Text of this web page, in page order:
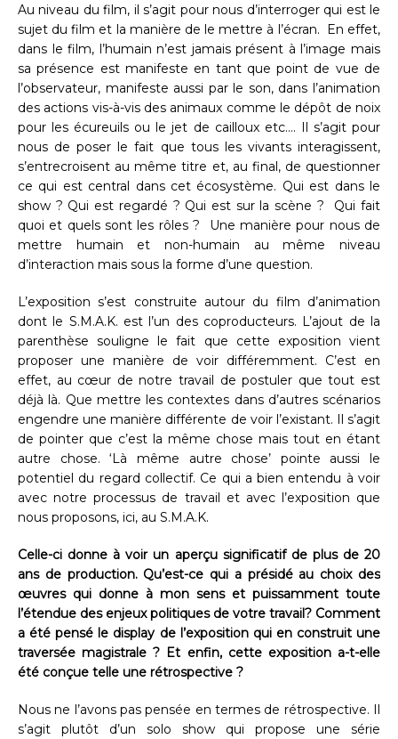
Au niveau du film, il s’agit pour nous d’interroger qui est le
sujet du film et la manière de le mettre à l’écran. En effet,
dans le film, l’humain n’est jamais présent à l’image mais
sa présence est manifeste en tant que point de vue de
l’observateur, manifeste aussi par le son, dans l’animation
des actions vis-à-vis des animaux comme le dépôt de noix
pour les écureuils ou le jet de cailloux etc…. Il s’agit pour
nous de poser le fait que tous les vivants interagissent,
s’entrecroisent au même titre et, au final, de questionner
ce qui est central dans cet écosystème. Qui est dans le
show ? Qui est regardé ? Qui est sur la scène ? Qui fait
quoi et quels sont les rôles ? Une manière pour nous de
mettre humain et non-humain au même niveau
d’interaction mais sous la forme d’une question.
L’exposition s’est construite autour du film d’animation
dont le S.M.A.K. est l’un des coproducteurs. L’ajout de la
parenthèse souligne le fait que cette exposition vient
proposer une manière de voir différemment. C’est en
effet, au cœur de notre travail de postuler que tout est
déjà là. Que mettre les contextes dans d’autres scénarios
engendre une manière différente de voir l’existant. Il s’agit
de pointer que c’est la même chose mais tout en étant
autre chose. ‘Là même autre chose’ pointe aussi le
potentiel du regard collectif. Ce qui a bien entendu à voir
avec notre processus de travail et avec l’exposition que
nous proposons, ici, au S.M.A.K.
Celle-ci donne à voir un aperçu significatif de plus de 20
ans de production. Qu’est-ce qui a présidé au choix des
œuvres qui donne à mon sens et puissamment toute
l’étendue des enjeux politiques de votre travail? Comment
a été pensé le display de l’exposition qui en construit une
traversée magistrale ? Et enfin, cette exposition a-t-elle
été conçue telle une rétrospective ?
Nous ne l’avons pas pensée en termes de rétrospective. Il
s’agit plutôt d’un solo show qui propose une série